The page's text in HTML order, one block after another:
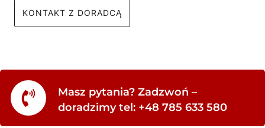
KONTAKT Z DORADCĄ
Masz pytania? Zadzwoń –
doradzimy tel: +48 785 633 580